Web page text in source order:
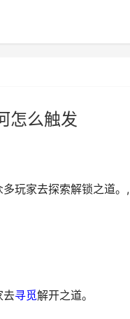
怎么触发
玩家去探索解锁之道。,
去寻觅解开之道。